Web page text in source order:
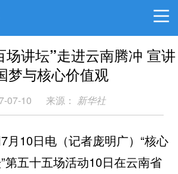
场讲坛”走进云南腾冲 宣讲
梦与核心价值观
07-10 来源： 新华社
10日电（记者庞明广）“核心
第五十五场活动10日在云南省